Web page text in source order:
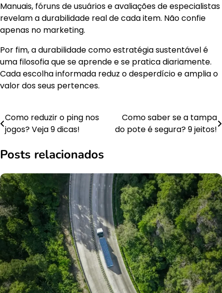
Manuais, fóruns de usuários e avaliações de especialistas
revelam a durabilidade real de cada item. Não confie
apenas no marketing.
Por fim, a durabilidade como estratégia sustentável é
uma filosofia que se aprende e se pratica diariamente.
Cada escolha informada reduz o desperdício e amplia o
valor dos seus pertences.
Navegação
de
Post
Como reduzir o ping nos
jogos? Veja 9 dicas!
Como saber se a tampa
do pote é segura? 9 jeitos!
Posts relacionados